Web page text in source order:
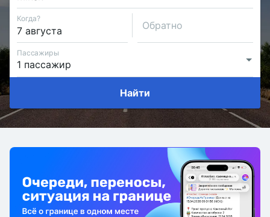
Когда?
Обратно
Пассажиры
Найти